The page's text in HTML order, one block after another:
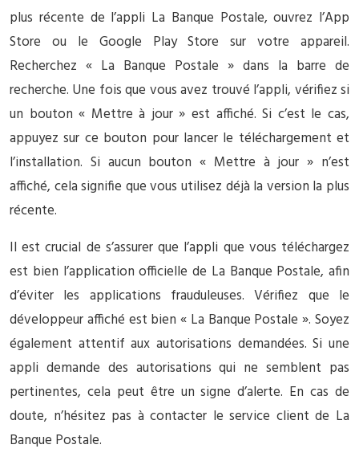
plus récente de l’appli La Banque Postale, ouvrez l’App
Store ou le Google Play Store sur votre appareil.
Recherchez « La Banque Postale » dans la barre de
recherche. Une fois que vous avez trouvé l’appli, vérifiez si
un bouton « Mettre à jour » est affiché. Si c’est le cas,
appuyez sur ce bouton pour lancer le téléchargement et
l’installation. Si aucun bouton « Mettre à jour » n’est
affiché, cela signifie que vous utilisez déjà la version la plus
récente.
Il est crucial de s’assurer que l’appli que vous téléchargez
est bien l’application officielle de La Banque Postale, afin
d’éviter les applications frauduleuses. Vérifiez que le
développeur affiché est bien « La Banque Postale ». Soyez
également attentif aux autorisations demandées. Si une
appli demande des autorisations qui ne semblent pas
pertinentes, cela peut être un signe d’alerte. En cas de
doute, n’hésitez pas à contacter le service client de La
Banque Postale.